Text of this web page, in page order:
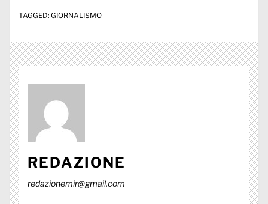
TAGGED: GIORNALISMO
REDAZIONE
redazionemir@gmail.com